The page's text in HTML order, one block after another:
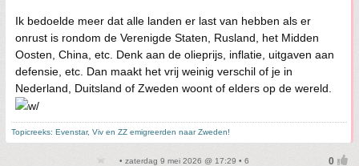
Ik bedoelde meer dat alle landen er last van hebben als er
onrust is rondom de Verenigde Staten, Rusland, het Midden
Oosten, China, etc. Denk aan de olieprijs, inflatie, uitgaven aan
defensie, etc. Dan maakt het vrij weinig verschil of je in
Nederland, Duitsland of Zweden woont of elders op de wereld.
Topicreeks: Evenstar, Viv en ZZ emigreerden naar Zweden!
• zaterdag 9 mei 2026 @ 17:29 • 6